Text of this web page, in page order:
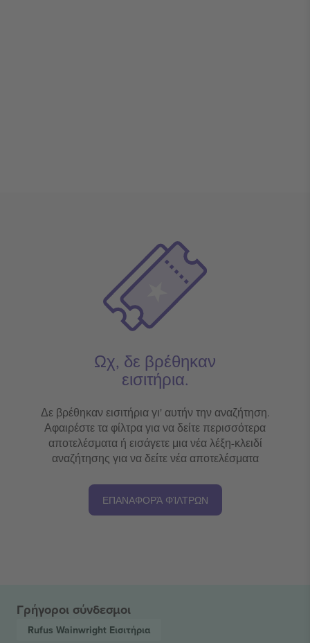
Ωχ, δε βρέθηκαν
εισιτήρια.
Δε βρέθηκαν εισιτήρια γι' αυτήν την αναζήτηση.
Αφαιρέστε τα φίλτρα για να δείτε περισσότερα
αποτελέσματα ή εισάγετε μια νέα λέξη-κλειδί
αναζήτησης για να δείτε νέα αποτελέσματα
ΕΠΑΝΑΦΟΡΆ ΦΊΛΤΡΩΝ
Γρήγοροι σύνδεσμοι
Rufus Wainwright Εισιτήρια